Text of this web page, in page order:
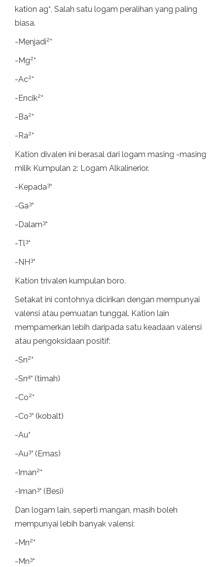
kation ag+ , Salah satu logam peralihan yang paling
biasa.
-Menjadi2+
-Mg2+
-Ac2+
-Encik2+
-Ba2+
-Ra2+
Kation divalen ini berasal dari logam masing -masing
milik Kumpulan 2: Logam Alkalinerior.
-Kepada3+
-Ga3+
-Dalam3+
-Tl3+
-NH3+
Kation trivalen kumpulan boro.
Setakat ini contohnya dicirikan dengan mempunyai
valensi atau pemuatan tunggal. Kation lain
mempamerkan lebih daripada satu keadaan valensi
atau pengoksidaan positif:
-Sn2+
-Sn4+ (timah)
-Co2+
-Co3+ (kobalt)
-Au+
-Au3+ (Emas)
-Iman2+
-Iman3+ (Besi)
Dan logam lain, seperti mangan, masih boleh
mempunyai lebih banyak valensi:
-Mn2+
-Mn3+